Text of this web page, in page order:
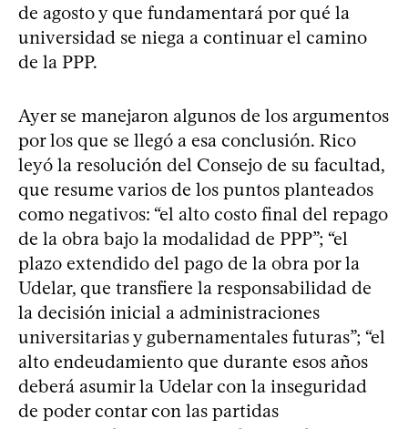
de agosto y que fundamentará por qué la
universidad se niega a continuar el camino
de la PPP.
Ayer se manejaron algunos de los argumentos
por los que se llegó a esa conclusión. Rico
leyó la resolución del Consejo de su facultad,
que resume varios de los puntos planteados
como negativos: “el alto costo final del repago
de la obra bajo la modalidad de PPP”; “el
plazo extendido del pago de la obra por la
Udelar, que transfiere la responsabilidad de
la decisión inicial a administraciones
universitarias y gubernamentales futuras”; “el
alto endeudamiento que durante esos años
deberá asumir la Udelar con la inseguridad
de poder contar con las partidas